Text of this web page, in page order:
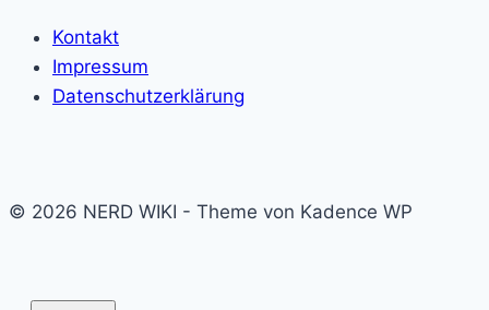
Kontakt
Impressum
Datenschutzerklärung
© 2026 NERD WIKI - Theme von Kadence WP